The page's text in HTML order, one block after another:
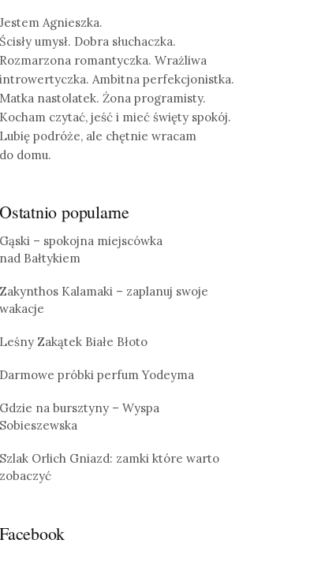
Jestem Agnieszka.
Ścisły umysł. Dobra słuchaczka.
Rozmarzona romantyczka. Wrażliwa
introwertyczka. Ambitna perfekcjonistka.
Matka nastolatek. Żona programisty.
Kocham czytać, jeść i mieć święty spokój.
Lubię podróże, ale chętnie wracam
do domu.
Ostatnio popularne
Gąski – spokojna miejscówka
nad Bałtykiem
Zakynthos Kalamaki – zaplanuj swoje
wakacje
Leśny Zakątek Białe Błoto
Darmowe próbki perfum Yodeyma
Gdzie na bursztyny – Wyspa
Sobieszewska
Szlak Orlich Gniazd: zamki które warto
zobaczyć
Facebook